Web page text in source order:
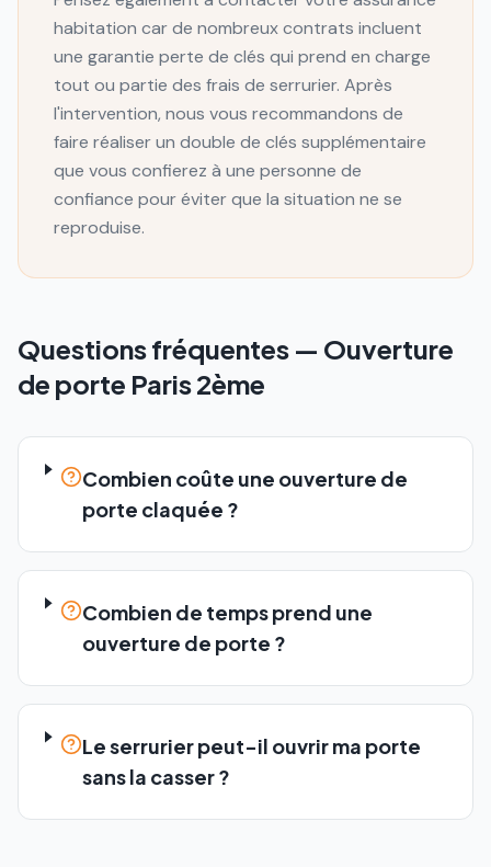
habitation car de nombreux contrats incluent
une garantie perte de clés qui prend en charge
tout ou partie des frais de serrurier. Après
l'intervention, nous vous recommandons de
faire réaliser un double de clés supplémentaire
que vous confierez à une personne de
confiance pour éviter que la situation ne se
reproduise.
Questions fréquentes — Ouverture
de porte Paris 2ème
Combien coûte une ouverture de
porte claquée ?
Combien de temps prend une
ouverture de porte ?
Le serrurier peut-il ouvrir ma porte
sans la casser ?